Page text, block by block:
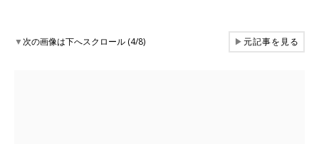
▼次の画像は下へスクロール (4/8) ▶元記事を見る